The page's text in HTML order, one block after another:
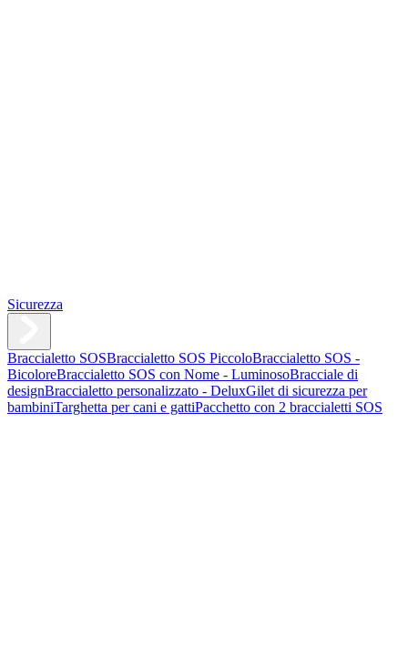
Sicurezza
Braccialetto SOSBraccialetto SOS PiccoloBraccialetto SOS -
BicoloreBraccialetto SOS con Nome - LuminosoBracciale di
designBraccialetto personalizzato - DeluxGilet di sicurezza per
bambiniTarghetta per cani e gattiPacchetto con 2 braccialetti SOS